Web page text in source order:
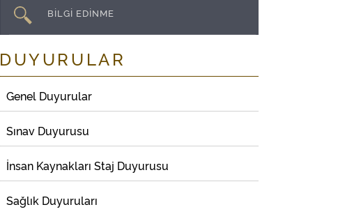
BİLGİ EDİNME
DUYURULAR
Genel Duyurular
Sınav Duyurusu
İnsan Kaynakları Staj Duyurusu
Sağlık Duyuruları